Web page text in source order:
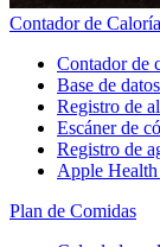
Contador de
Contador de
Base de
Registro de
Escáner de
Registro de
Apple
Plan de Comidas